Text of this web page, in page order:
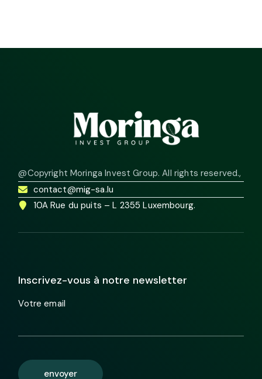
@Copyright Moringa Invest Group. All rights reserved.,
contact@mig-sa.lu
10A Rue du puits – L 2355 Luxembourg.
Inscrivez-vous à notre newsletter
Votre email
envoyer